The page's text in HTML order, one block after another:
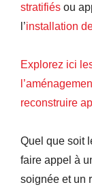
stratifiés ou
l’installation
Explorez ici
reconstruire
Quel que soit
faire appel à
soignée et un